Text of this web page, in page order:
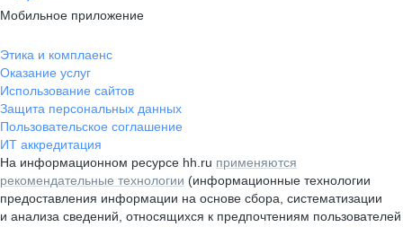
Мобильное приложение
Этика и комплаенс
Оказание услуг
Использование сайтов
Защита персональных данных
Пользовательское соглашение
ИТ аккредитация
На информационном ресурсе hh.ru применяются
рекомендательные технологии (информационные технологии
предоставления информации на основе сбора, систематизации
и анализа сведений, относящихся к предпочтениям пользователей